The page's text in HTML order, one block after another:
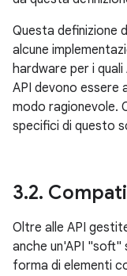
Questa definizione
alcune
hardware per i quali
API devono essere
modo ragionevole.
specifici di questo
3.2.
Oltre alle API
anche un'API
forma di elementi